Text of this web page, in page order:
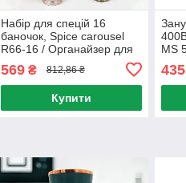
Набір для спецій 16
баночок, Spice carousel
R66-16 / Органайзер для
підставці / Карусель для
спецій
569₴ 812,86 ₴
Купити
MS
435